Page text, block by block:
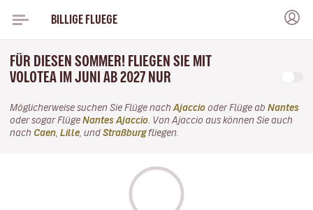
BILLIGE FLUEGE
FÜR DIESEN SOMMER! FLIEGEN SIE MIT
VOLOTEA IM JUNI AB 2027 NUR
Möglicherweise suchen Sie Flüge nach Ajaccio oder Flüge ab Nantes
oder sogar Flüge Nantes Ajaccio . Von Ajaccio aus können Sie auch
nach Caen Lille , und Straßburgfliegen.